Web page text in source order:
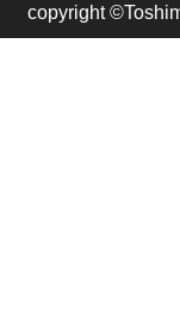
copyright